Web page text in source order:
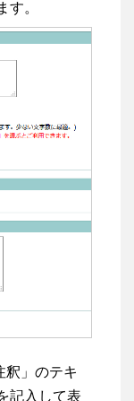
す。
釈」のテキ
記入して表